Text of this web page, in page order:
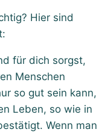
Hier sind
für dich sorgst,
Menschen
so gut sein kann,
Leben, so wie in
Wenn man